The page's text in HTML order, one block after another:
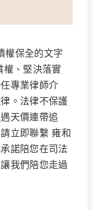
權保全的文字
權 、堅決落實
專業律師介
。法律不保護
天價連帶追
立即聯繫 雍和
諾陪您在司法
我們陪您走過